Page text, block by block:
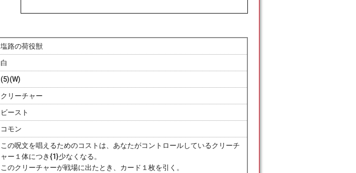
塩路の荷役獣
白
(5)(W)
クリーチャー
ビースト
コモン
この呪文を唱えるためのコストは、あなたがコントロールしているクリーチ
ャー１体につき{1}少なくなる。
このクリーチャーが戦場に出たとき、カード１枚を引く。